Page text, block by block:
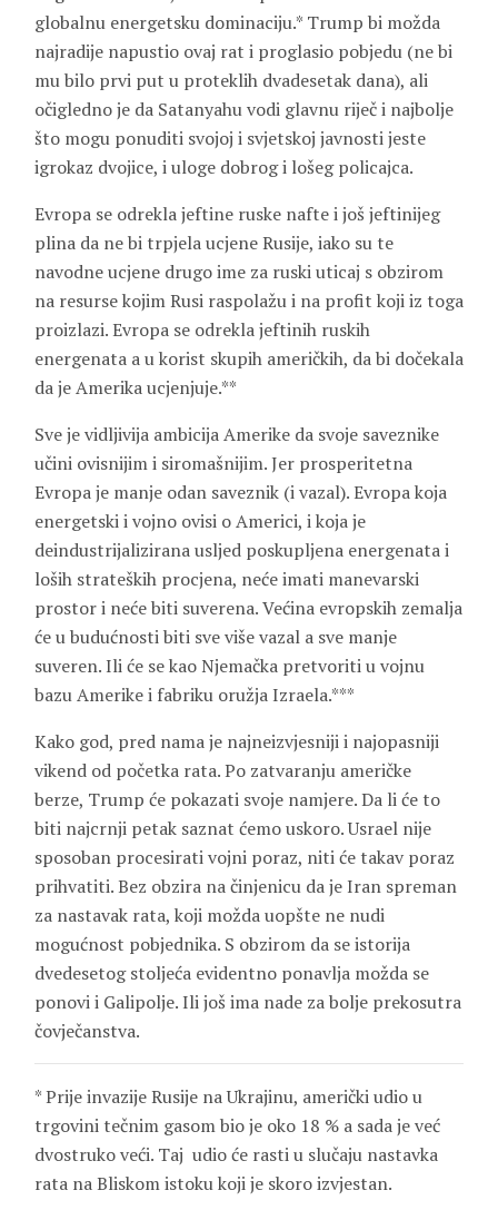
globalnu energetsku dominaciju.* Trump bi možda
najradije napustio ovaj rat i proglasio pobjedu (ne bi
mu bilo prvi put u proteklih dvadesetak dana), ali
očigledno je da Satanyahu vodi glavnu riječ i najbolje
što mogu ponuditi svojoj i svjetskoj javnosti jeste
igrokaz dvojice, i uloge dobrog i lošeg policajca.
Evropa se odrekla jeftine ruske nafte i još jeftinijeg
plina da ne bi trpjela ucjene Rusije, iako su te
navodne ucjene drugo ime za ruski uticaj s obzirom
na resurse kojim Rusi raspolažu i na profit koji iz toga
proizlazi. Evropa se odrekla jeftinih ruskih
energenata a u korist skupih američkih, da bi dočekala
da je Amerika ucjenjuje.**
Sve je vidljivija ambicija Amerike da svoje saveznike
učini ovisnijim i siromašnijim. Jer prosperitetna
Evropa je manje odan saveznik (i vazal). Evropa koja
energetski i vojno ovisi o Americi, i koja je
deindustrijalizirana usljed poskupljena energenata i
loših strateških procjena, neće imati manevarski
prostor i neće biti suverena. Većina evropskih zemalja
će u budućnosti biti sve više vazal a sve manje
suveren. Ili će se kao Njemačka pretvoriti u vojnu
bazu Amerike i fabriku oružja Izraela.***
Kako god, pred nama je najneizvjesniji i najopasniji
vikend od početka rata. Po zatvaranju američke
berze, Trump će pokazati svoje namjere. Da li će to
biti najcrnji petak saznat ćemo uskoro. Usrael nije
sposoban procesirati vojni poraz, niti će takav poraz
prihvatiti. Bez obzira na činjenicu da je Iran spreman
za nastavak rata, koji možda uopšte ne nudi
mogućnost pobjednika. S obzirom da se istorija
dvedesetog stoljeća evidentno ponavlja možda se
ponovi i Galipolje. Ili još ima nade za bolje prekosutra
čovječanstva.
* Prije invazije Rusije na Ukrajinu, američki udio u
trgovini tečnim gasom bio je oko 18 % a sada je već
dvostruko veći. Taj udio će rasti u slučaju nastavka
rata na Bliskom istoku koji je skoro izvjestan.